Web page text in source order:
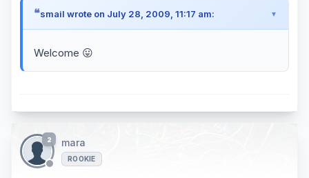
smail wrote on July 28, 2009, 11:17 am:
Welcome 😛
2 mara
ROOKIE